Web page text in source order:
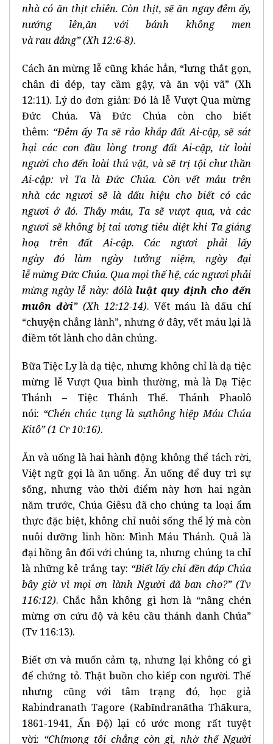
nhà có ăn thịt chiên. Còn thịt, sẽ ăn ngay đêm ấy,
nướng lên,ăn với bánh không men
vàrauđắng”(Xh 12:6-8).
Cách ăn mừng lễ cũng khác hẳn, “lưng thắt gọn,
chân đi dép, tay cầm gậy, và ăn vội vã” (Xh
12:11). Lý do đơn giản: Đó là lễ Vượt Qua mừng
Đức Chúa. Và Đức Chúa còn cho biết
thêm: “Đêm ấy Ta sẽ rảo khắp đất Ai-cập, sẽ sát
hại các con đầu lòng trong đất Ai-cập, từ loài
người cho đến loài thú vật, và sẽ trị tội chư thần
Ai-cập: vì Ta là Đức Chúa. Còn vết máu trên
nhà các ngươi sẽ là dấu hiệu cho biết có các
ngươi ở đó. Thấy máu, Ta sẽ vượt qua, và các
ngươi sẽ không bị tai ương tiêu diệt khi Ta giáng
hoạ trên đất Ai-cập. Các ngươi phải lấy
ngày đó làm ngày tưởng niệm, ngày đại
lễmừngĐức Chúa. Qua mọi thếhệ, các ngươi phải
mừng ngày lễ này: đólà luật quy định cho đến
muôn đời” (Xh 12:12-14). Vết máu là dấu chỉ
“chuyện chẳng lành”, nhưng ở đây, vết máu lại là
điềm tốt lành cho dân chúng.
Bữa Tiệc Ly là dạ tiệc, nhưng không chỉ là dạ tiệc
mừng lễ Vượt Qua bình thường, mà là Dạ Tiệc
Thánh – Tiệc Thánh Thể. Thánh Phaolô
nói: “Chén chúc tụng là sựthông hiệp Máu Chúa
Kitô”(1 Cr 10:16).
Ăn và uống là hai hành động không thể tách rời,
Việt ngữ gọi là ăn uống. Ăn uống để duy trì sự
sống, nhưng vào thời điểm này hơn hai ngàn
năm trước, Chúa Giêsu đã cho chúng ta loại ẩm
thực đặc biệt, không chỉ nuôi sống thể lý mà còn
nuôi dưỡng linh hồn: Mình Máu Thánh. Quả là
đại hồng ân đối với chúng ta, nhưng chúng ta chỉ
là những kẻ trắng tay: “Biết lấy chi đền đáp Chúa
bây giờ vì mọi ơn lành Người đã ban cho?” (Tv
116:12). Chắc hẳn không gì hơn là “nâng chén
mừng ơn cứu độ và kêu cầu thánh danh Chúa”
(Tv 116:13).
Biết ơn và muốn cảm tạ, nhưng lại không có gì
để chứng tỏ. Thật buồn cho kiếp con người. Thế
nhưng cũng với tâm trạng đó, học giả
Rabindranath Tagore (Rabīndranātha Thākura,
1861-1941, Ấn Độ) lại có ước mong rất tuyệt
vời: “Chỉmong tôi chẳng còn gì, nhờ thế Người